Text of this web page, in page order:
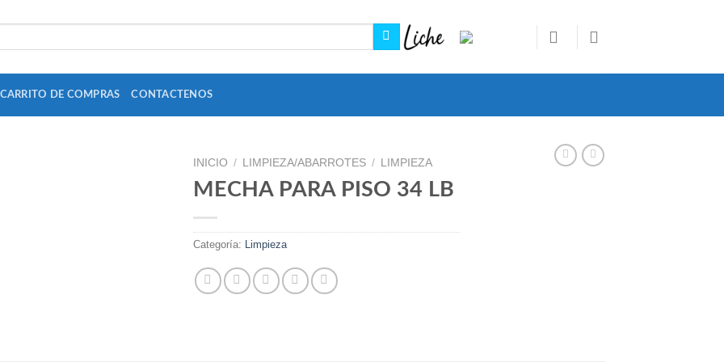
CARRITO DE COMPRAS CONTACTENOS
INICIO / LIMPIEZA/ABARROTES / LIMPIEZA
MECHA PARA PISO 34 LB
Categoría: Limpieza